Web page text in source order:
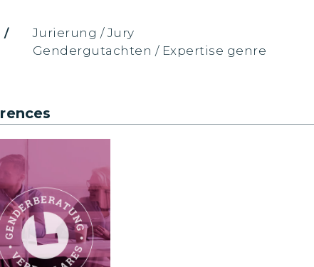
/
Jurierung / Jury
Gendergutachten / Expertise genre